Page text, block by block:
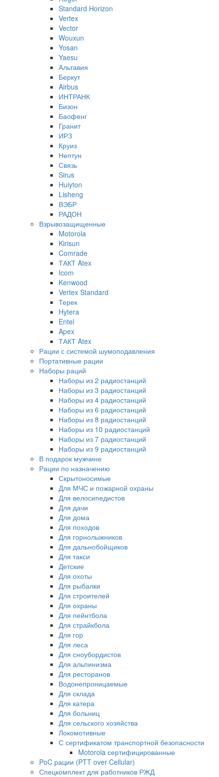
Standard Horizon
Vertex
Vector
Wouxun
Yosan
Yaesu
Альтавия
Беркут
Airbus
ИНТРАНК
Бизон
Баофенг
Гранит
ИРЗ
Круиз
Нептун
Связь
Sirus
Huiyton
Lisheng
ВЭБР
РАДОН
Взрывозащищенные
Motorola
Kirisun
Comrade
ТАКТ Atex
Icom
Kenwood
Vertex Standard
Терек
Hytera
Entel
Apex
ТАКТ Atex
Рации с системой шумоподавления
Портативные рации
Наборы раций
Наборы из 2 радиостанций
Наборы из 3 радиостанций
Наборы из 4 радиостанций
Наборы из 6 радиостанций
Наборы из 8 радиостанций
Наборы из 10 радиостанций
Наборы из 7 радиостанций
Наборы из 9 радиостанций
В подарок мужчине
Рации по назначению
Скрытоносимые
Для МЧС и пожарной охраны
Для велосипедистов
Для дачи
Для дома
Для походов
Для горнолыжников
Для дальнобойщиков
Для такси
Детские
Для охоты
Для рыбалки
Для строителей
Для охраны
Для пейнтбола
Для страйкбола
Для гор
Для леса
Для сноубордистов
Для альпинизма
Для ресторанов
Водонепроницаемые
Для склада
Для катера
Для больниц
Для сельского хозяйства
Локомотивные
С сертификатом транспортной безопасности
Motorola сертифицированные
PoC рации (PTT over Cellular)
Спецкомплект для работников РЖД